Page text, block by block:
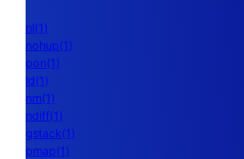
nl(1)
nohup(1)
pon(1)
ld(1)
nm(1)
ndiff(1)
gstack(1)
pmap(1)